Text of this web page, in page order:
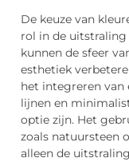
De keuze van
rol in de
kunnen de sfeer
esthetiek
het integreren van
lijnen en
optie zijn. Het
zoals natuursteen
alleen de